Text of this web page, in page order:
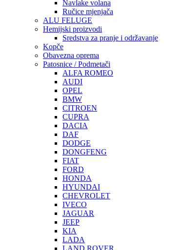
Navlake volana
Ručice mjenjača
ALU FELUGE
Hemijski proizvodi
Sredstva za pranje i održavanje
Kopče
Obavezna oprema
Patosnice / Podmetači
ALFA ROMEO
AUDI
OPEL
BMW
CITROEN
CUPRA
DACIA
DAF
DODGE
DONGFENG
FIAT
FORD
HONDA
HYUNDAI
CHEVROLET
IVECO
JAGUAR
JEEP
KIA
LADA